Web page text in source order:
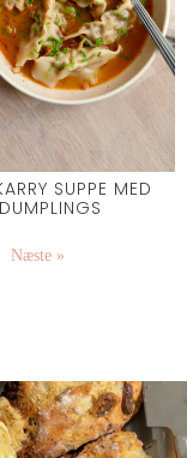
SUPPE MED
DUMPLINGS
Næste »